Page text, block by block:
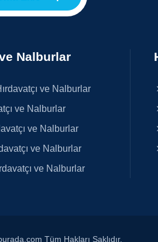
Nalburlar
ve Nalburlar
ve Nalburlar
ve Nalburlar
ve Nalburlar
ve Nalburlar
Tüm Hakları Saklıdır.